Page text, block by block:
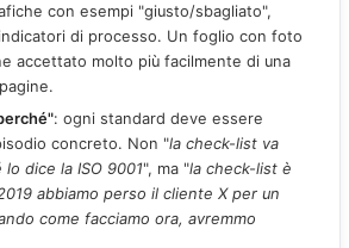
con esempi "giusto/sbagliato",
di processo. Un foglio con foto
accettato molto più facilmente di una
: ogni standard deve essere
concreto. Non "la check-list va
dice la ISO 9001", ma "la check-list è
abbiamo perso il cliente X per un
come facciamo ora, avremmo